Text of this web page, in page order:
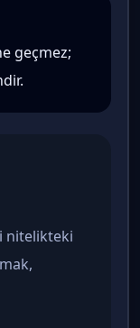
geçmez;
nitelikteki